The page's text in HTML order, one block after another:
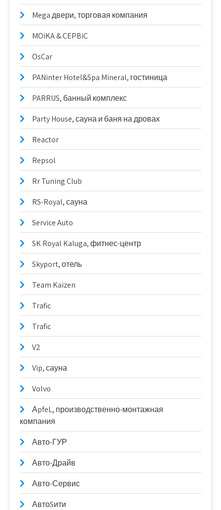
Mega двери, торговая компания
MOiKA & CEPBiC
OsCar
PANinter Hotel&Spa Mineral, гостиница
PARRUS, банный комплекс
Party House, сауна и баня на дровах
Reactor
Repsol
Rr Tuning Club
RS-Royal, сауна
Service Auto
SK Royal Kaluga, фитнес-центр
Skyport, отель
Team Kaizen
Trafic
Trafic
V2
Vip, сауна
Volvo
АpfeL, производственно-монтажная
компания
Авто-ГУР
Авто-Драйв
Авто-Сервис
АвтоSити